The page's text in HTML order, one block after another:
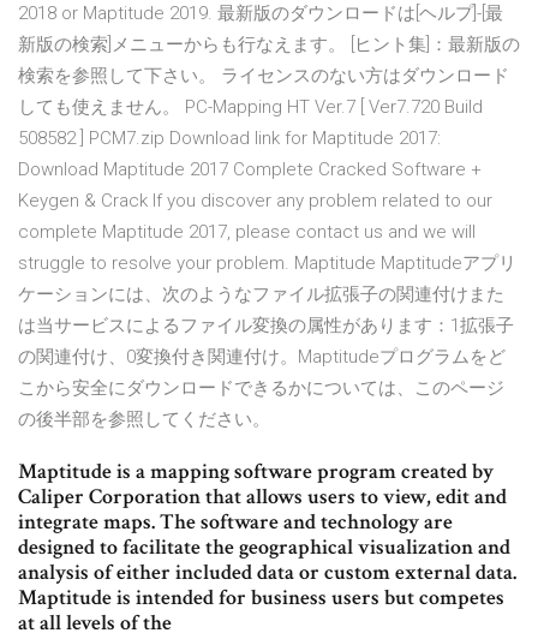
2018 or Maptitude 2019. 最新版のダウンロードは[ヘルプ]-[最
新版の検索]メニューからも行なえます。 [ヒント集]：最新版の
検索を参照して下さい。 ライセンスのない方はダウンロード
しても使えません。 PC-Mapping HT Ver.7 [ Ver7.720 Build
508582 ] PCM7.zip Download link for Maptitude 2017:
Download Maptitude 2017 Complete Cracked Software +
Keygen & Crack If you discover any problem related to our
complete Maptitude 2017, please contact us and we will
struggle to resolve your problem. Maptitude Maptitudeアプリ
ケーションには、次のようなファイル拡張子の関連付けまた
は当サービスによるファイル変換の属性があります：1拡張子
の関連付け、0変換付き関連付け。Maptitudeプログラムをど
こから安全にダウンロードできるかについては、このページ
の後半部を参照してください。
Maptitude is a mapping software program created by
Caliper Corporation that allows users to view, edit and
integrate maps. The software and technology are
designed to facilitate the geographical visualization and
analysis of either included data or custom external data.
Maptitude is intended for business users but competes
at all levels of the